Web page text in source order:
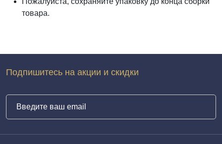
товара.
Подпишитесь на акции и скидки